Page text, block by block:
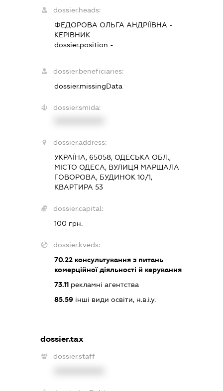
dossier.heads:
ФЕДОРОВА ОЛЬГА АНДРІЇВНА -
КЕРІВНИК
dossier.position -
dossier.beneficiaries:
dossier.missingData
dossier.smida:
dossier.address:
УКРАЇНА, 65058, ОДЕСЬКА ОБЛ.,
МІСТО ОДЕСА, ВУЛИЦЯ МАРШАЛА
ГОВОРОВА, БУДИНОК 10/1,
КВАРТИРА 53
dossier.capital:
100 грн.
dossier.kveds:
70.22 консультування з питань
комерційної діяльності й керування
73.11 рекламні агентства
85.59 інші види освіти, н.в.і.у.
dossier.tax
dossier.staff